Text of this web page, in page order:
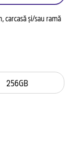
carcasă și/sau ramă
256GB